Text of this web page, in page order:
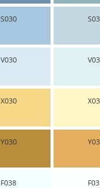
S030
V030
X030
Y030
F038